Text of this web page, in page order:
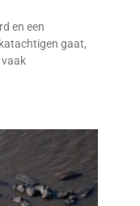
en een
gaat,
vaak